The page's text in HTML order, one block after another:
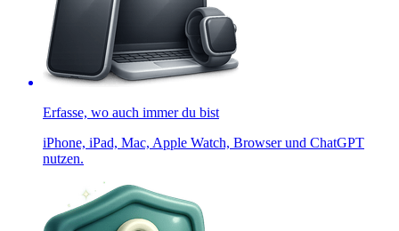
Erfasse, wo auch immer du bist
iPhone, iPad, Mac, Apple Watch, Browser und ChatGPT
nutzen.